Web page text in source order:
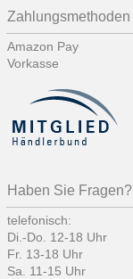
Zahlungsmethoden
Amazon Pay
Vorkasse
Haben Sie Fragen?
telefonisch:
Di.-Do. 12-18 Uhr
Fr. 13-18 Uhr
Sa. 11-15 Uhr